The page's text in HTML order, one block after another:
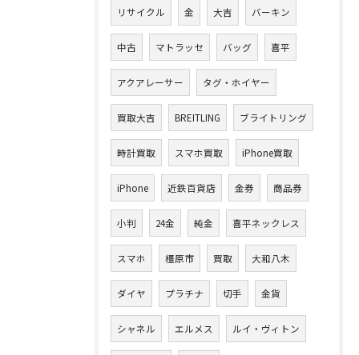
リサイクル 金 大吉 バーキン
中古 マトラッセ バッグ 喜平
アクアレーサー タグ・ホイヤー
買取大吉 BREITLING ブライトリング
時計買取 スマホ買取 iPhone買取
iPhone 近鉄百貨店 金券 商品券
小判 24金 純金 喜平ネックレス
スマホ 橿原市 買取 大和八木
ダイヤ プラチナ 切手 金貨
シャネル エルメス ルイ・ヴィトン